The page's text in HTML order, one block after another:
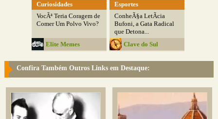
Curiosidades
VocÃª Teria Coragem de
Comer Um Polvo Vivo?
Elite Memes
Esportes
ConheÃ§a LetÃ­cia
Bufoni, a Gata Radical
que Detona...
Clave do Sul
Confira Também Outros Links em Destaque: